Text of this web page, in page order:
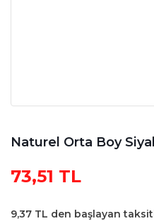
Naturel Orta Boy
73,51 TL
9,37 TL den başlayan